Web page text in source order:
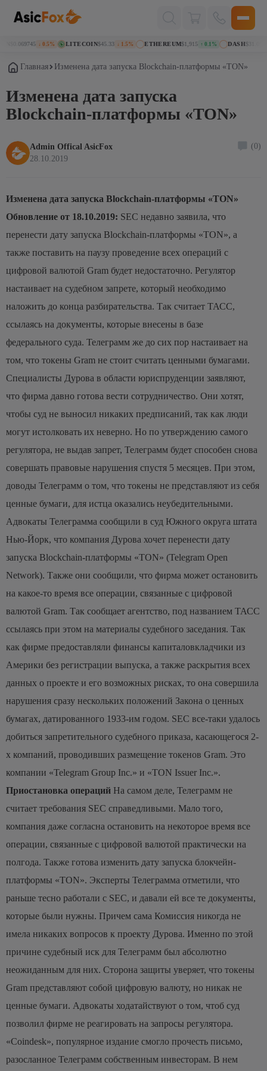
$0.069745 ↓ 0.5% LITECOIN$45.33 ↓ 1.5% ETHEREUM$1,915 ↑ 0.1% DASH$31.09
Главная Изменена дата запуска Blockchain-платформы «TON»
Изменена дата запуска
Blockchain-платформы «TON»
Admin Offical AsicFox
28.10.2019
(0)
Изменена дата запуска Blockchain-платформы «TON»
Обновление от 18.10.2019: SEC недавно заявила, что
перенести дату запуска Blockchain-платформы «TON», а
также поставить на паузу проведение всех операций с
цифровой валютой Gram будет недостаточно. Регулятор
настаивает на судебном запрете, который необходимо
наложить до конца разбирательства. Так считает ТАСС,
ссылаясь на документы, которые внесены в базе
федерального суда. Телеграмм же до сих пор настаивает на
том, что токены Gram не стоит считать ценными бумагами.
Специалисты Дурова в области юриспруденции заявляют,
что фирма давно готова вести сотрудничество. Они хотят,
чтобы суд не выносил никаких предписаний, так как люди
могут истолковать их неверно. Но по утверждению самого
регулятора, не выдав запрет, Телеграмм будет способен снова
совершать правовые нарушения спустя 5 месяцев. При этом,
доводы Телеграмм о том, что токены не представляют из себя
ценные бумаги, для истца оказались неубедительными.
Адвокаты Телеграмма сообщили в суд Южного округа штата
Нью-Йорк, что компания Дурова хочет перенести дату
запуска Blockchain-платформы «TON» (Telegram Open
Network). Также они сообщили, что фирма может остановить
на какое-то время все операции, связанные с цифровой
валютой Gram. Так сообщает агентство, под названием ТАСС
ссылаясь при этом на материалы судебного заседания. Так
как фирме предоставляли финансы капиталовкладчики из
Америки без регистрации выпуска, а также раскрытия всех
данных о проекте и его возможных рисках, то она совершила
нарушения сразу нескольких положений Закона о ценных
бумагах, датированного 1933-им годом. SEC все-таки удалось
добиться запретительного судебного приказа, касающегося 2-
х компаний, проводивших размещение токенов Gram. Это
компании «Telegram Group Inc.» и «TON Issuer Inc.».
Приостановка операций На самом деле, Телеграмм не
считает требования SEC справедливыми. Мало того,
компания даже согласна остановить на некоторое время все
операции, связанные с цифровой валютой практически на
полгода. Также готова изменить дату запуска блокчейн-
платформы «TON». Эксперты Телеграмма отметили, что
раньше тесно работали с SEC, и давали ей все те документы,
которые были нужны. Причем сама Комиссия никогда не
имела никаких вопросов к проекту Дурова. Именно по этой
причине судебный иск для Телеграмм был абсолютно
неожиданным для них. Сторона защиты уверяет, что токены
Gram представляют собой цифровую валюту, но никак не
ценные бумаги. Адвокаты ходатайствуют о том, чтоб суд
позволил фирме не реагировать на запросы регулятора.
«Coindesk», популярное издание смогло прочесть письмо,
разосланное Телеграмм собственным инвесторам. В нем